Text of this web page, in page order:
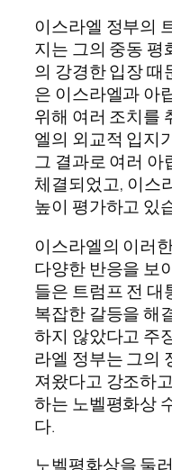
이스라엘 정부의
지는 그의 중동 평
의 강경한 입장 때
은 이스라엘과 아
위해 여러 조치를
엘의 외교적 입지
그 결과로 여러 아
체결되었고, 이스
높이 평가하고 있
이스라엘의 이러
다양한 반응을 보
들은 트럼프 전 대
복잡한 갈등을 해
하지 않았다고 주
라엘 정부는 그의
져왔다고 강조하
하는 노벨평화상
다.
노벨평화상을 둘